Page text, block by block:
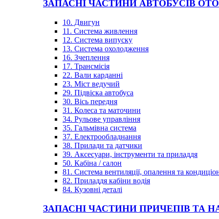
ЗАПАСНІ ЧАСТИНИ АВТОБУСІВ
10. Двигун
11. Система живлення
12. Система випуску
13. Система охолодження
16. Зчеплення
17. Трансмісія
22. Вали карданні
23. Міст ведучий
29. Підвіска автобуса
30. Вісь передня
31. Колеса та маточини
34. Рульове управління
35. Гальмівна система
37. Електрообладнання
38. Прилади та датчики
39. Аксесуари, інструменти та приладдя
50. Кабіна / салон
81. Система вентиляції, опалення та
82. Приладдя кабіни водія
84. Кузовні деталі
ЗАПАСНІ ЧАСТИНИ ПРИЧЕПІВ ТА